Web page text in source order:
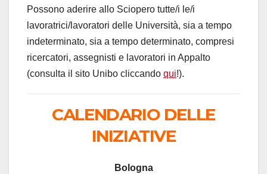
Possono aderire allo Sciopero tutte/i le/i
lavoratrici/lavoratori delle Università, sia a tempo
indeterminato, sia a tempo determinato, compresi
ricercatori, assegnisti e lavoratori in Appalto
(consulta il sito Unibo cliccando qui!).
CALENDARIO DELLE
INIZIATIVE
Bologna